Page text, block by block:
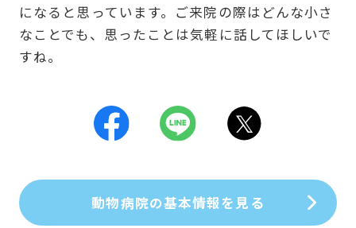
になると思っています。ご来院の際はどんな小さ
なことでも、思ったことは気軽に話してほしいで
すね。
動物病院の基本情報を見る